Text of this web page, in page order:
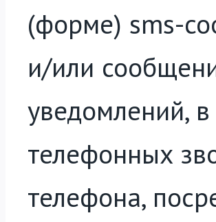
(форме) sms-
и/или
уведомлений,
телефонных
телефона,